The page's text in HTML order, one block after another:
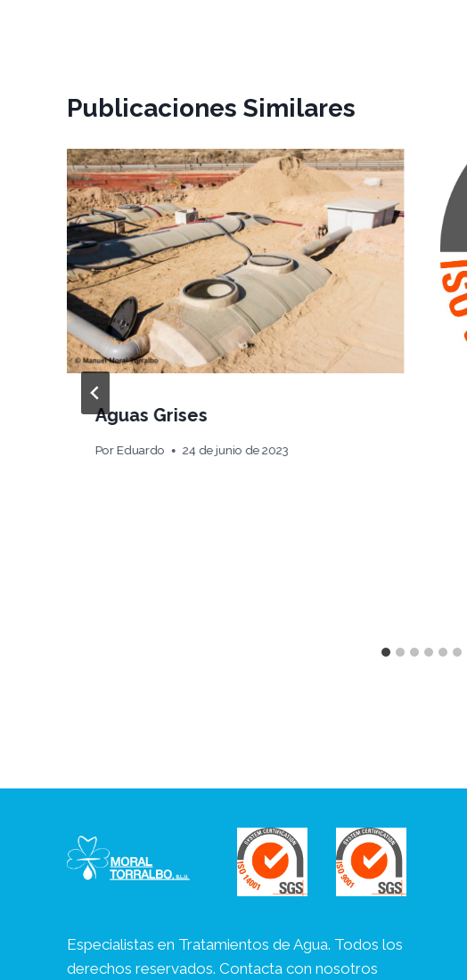
Publicaciones Similares
Aguas Grises
PorEduardo 24 de junio de 2023
Especialistas en Tratamientos de Agua. Todos los
derechos reservados. Contacta con nosotros